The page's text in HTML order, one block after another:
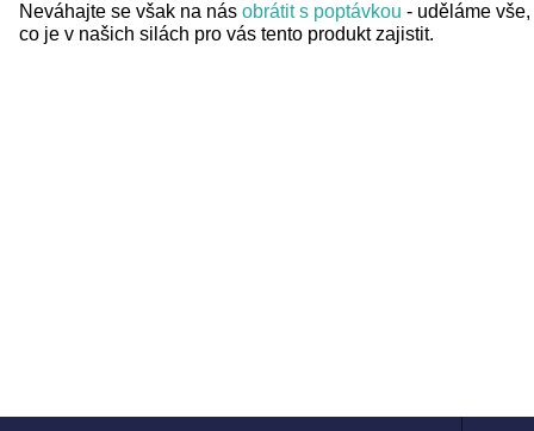
Neváhajte se však na nás obrátit s poptávkou - uděláme vše,
co je v našich silách pro vás tento produkt zajistit.